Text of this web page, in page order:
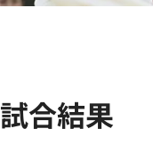
試合結果